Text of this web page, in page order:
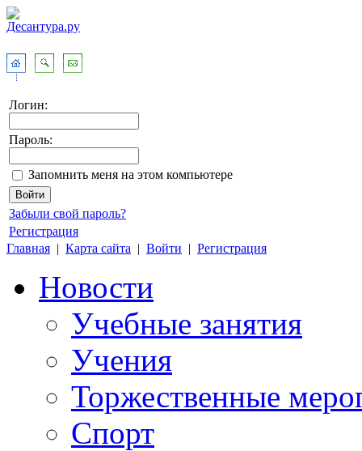
Логин:
Пароль:
Запомнить меня на этом компьютере
Забыли свой пароль?
Регистрация
Главная | Карта сайта | Войти | Регистрация
Новости
Учебные занятия
Учения
Торжественные
Спорт